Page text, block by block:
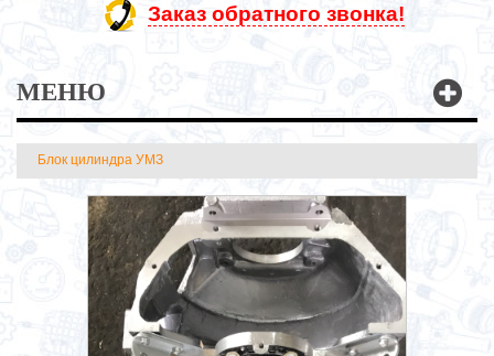
Заказ обратного звонка!
МЕНЮ
Блок цилиндра УМЗ